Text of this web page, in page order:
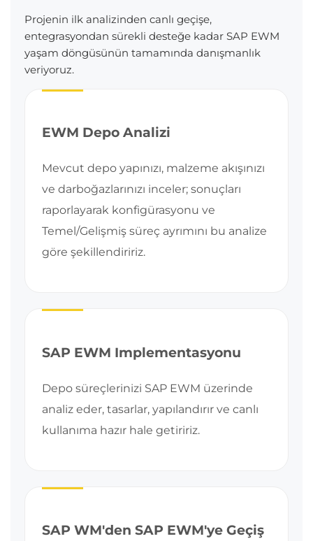
Projenin ilk analizinden canlı geçişe,
entegrasyondan sürekli desteğe kadar SAP EWM
yaşam döngüsünün tamamında danışmanlık
veriyoruz.
EWM Depo Analizi
Mevcut depo yapınızı, malzeme akışınızı
ve darboğazlarınızı inceler; sonuçları
raporlayarak konfigürasyonu ve
Temel/Gelişmiş süreç ayrımını bu analize
göre şekillendiririz.
SAP EWM Implementasyonu
Depo süreçlerinizi SAP EWM üzerinde
analiz eder, tasarlar, yapılandırır ve canlı
kullanıma hazır hale getiririz.
SAP WM'den SAP EWM'ye Geçiş